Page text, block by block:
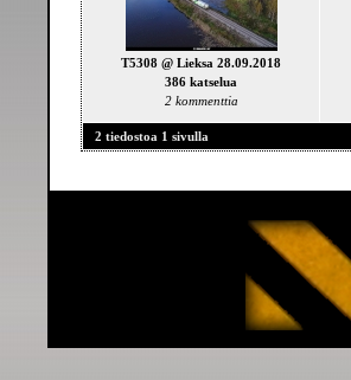
T5308 @ Lieksa 28.09.2018
386 katselua
2 kommenttia
2 tiedostoa 1 sivulla